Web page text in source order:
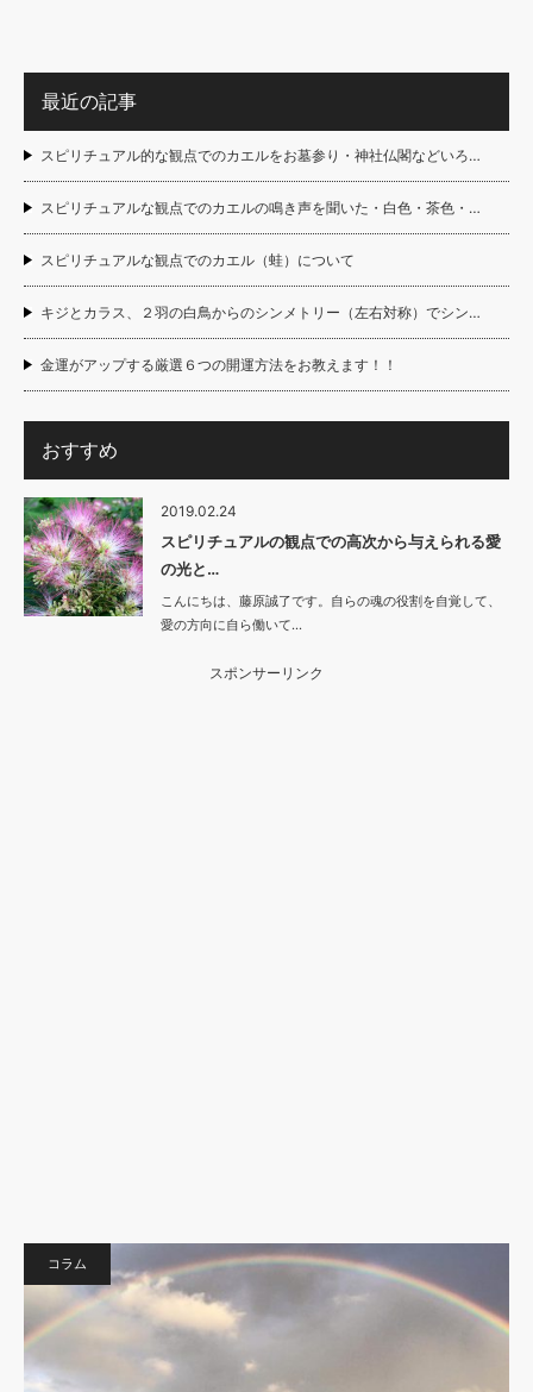
最近の記事
スピリチュアル的な観点でのカエルをお墓参り・神社仏閣などいろ…
スピリチュアルな観点でのカエルの鳴き声を聞いた・白色・茶色・…
スピリチュアルな観点でのカエル（蛙）について
キジとカラス、２羽の白鳥からのシンメトリー（左右対称）でシン…
金運がアップする厳選６つの開運方法をお教えます！！
おすすめ
2019.02.24
スピリチュアルの観点での高次から与えられる愛
の光と…
こんにちは、藤原誠了です。自らの魂の役割を自覚して、
愛の方向に自ら働いて…
スポンサーリンク
コラム